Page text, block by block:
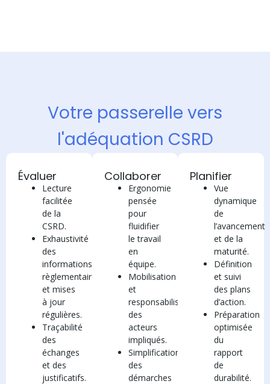
Votre passerelle vers
l'adéquation CSRD
Évaluer
Lecture
facilitée
de la
CSRD.
Exhaustivité
des
informations
règlementaires
et mises
à jour
régulières.
Traçabilité
des
échanges
et des
justificatifs.
Collaborer
Ergonomie
pensée
pour
fluidifier
le travail
en
équipe.
Mobilisation
et
responsabilisation
des
acteurs
impliqués.
Simplification
des
démarches
Planifier
Vue
dynamique
de
l’avancement
et de la
maturité.
Définition
et suivi
des plans
d’action.
Préparation
optimisée
du
rapport
de
durabilité.